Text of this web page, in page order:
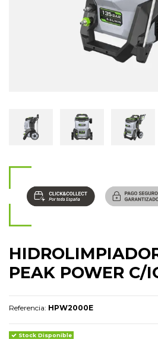
PEAK POWER C/
Referencia: HPW2000E
Stock Disponible